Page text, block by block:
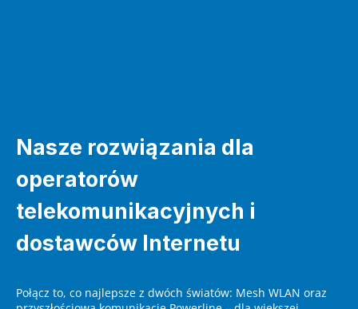
Nasze rozwiązania dla
operatorów
telekomunikacyjnych i
dostawców Internetu
Połącz to, co najlepsze z dwóch światów: Mesh WLAN oraz